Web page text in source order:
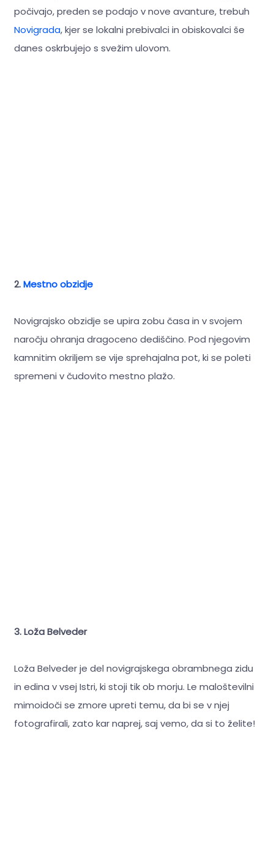
počivajo, preden se podajo v nove avanture, trebuh
Novigrada, kjer se lokalni prebivalci in obiskovalci še
danes oskrbujejo s svežim ulovom.
2.Mestno obzidje
Novigrajsko obzidje se upira zobu časa in v svojem
naročju ohranja dragoceno dediščino. Pod njegovim
kamnitim okriljem se vije sprehajalna pot, ki se poleti
spremeni v čudovito mestno plažo.
3. Loža Belveder
Loža Belveder je del novigrajskega obrambnega zidu
in edina v vsej Istri, ki stoji tik ob morju. Le maloštevilni
mimoidoči se zmore upreti temu, da bi se v njej
fotografirali, zato kar naprej, saj vemo, da si to želite!